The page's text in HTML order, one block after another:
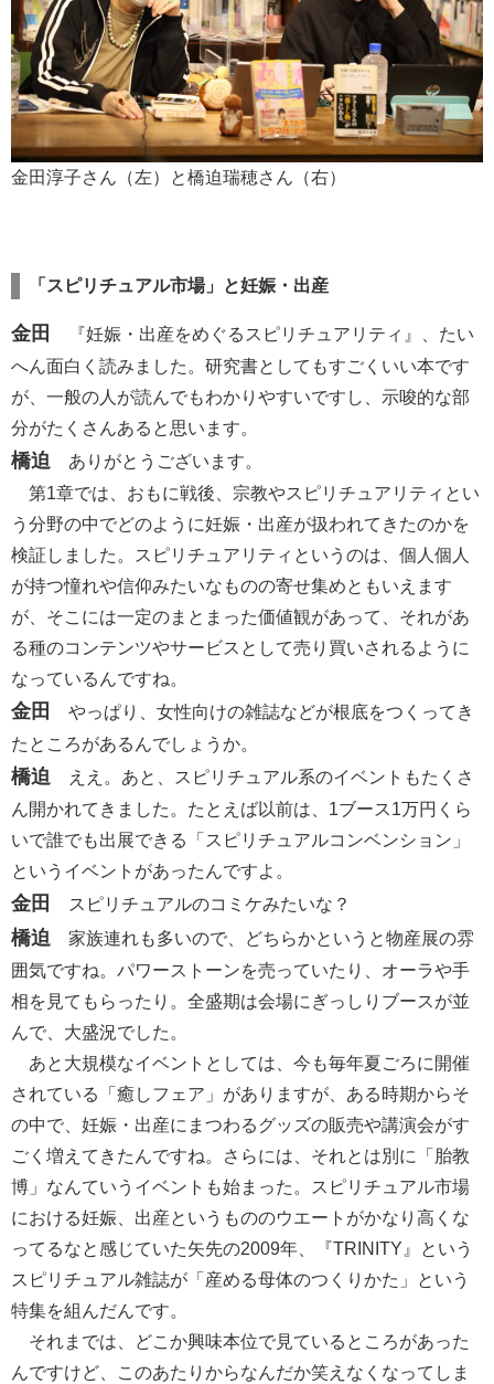
金田淳子さん（左）と橋迫瑞穂さん（右）
「スピリチュアル市場」と妊娠・出産
金田
『妊娠・出産をめぐるスピリチュアリティ』、たい
へん面白く読みました。研究書としてもすごくいい本です
が、一般の人が読んでもわかりやすいですし、示唆的な部
分がたくさんあると思います。
橋迫 ありがとうございます。
第1章では、おもに戦後、宗教やスピリチュアリティとい
う分野の中でどのように妊娠・出産が扱われてきたのかを
検証しました。スピリチュアリティというのは、個人個人
が持つ憧れや信仰みたいなものの寄せ集めともいえます
が、そこには一定のまとまった価値観があって、それがあ
る種のコンテンツやサービスとして売り買いされるように
なっているんですね。
金田
やっぱり、女性向けの雑誌などが根底をつくってき
たところがあるんでしょうか。
橋迫 ええ。あと、スピリチュアル系のイベントもたくさ
ん開かれてきました。たとえば以前は、1ブース1万円くら
いで誰でも出展できる「スピリチュアルコンベンション」
というイベントがあったんですよ。
金田 スピリチュアルのコミケみたいな？
橋迫 家族連れも多いので、どちらかというと物産展の雰
囲気ですね。パワーストーンを売っていたり、オーラや手
相を見てもらったり。全盛期は会場にぎっしりブースが並
んで、大盛況でした。
あと大規模なイベントとしては、今も毎年夏ごろに開催
されている「癒しフェア」がありますが、ある時期からそ
の中で、妊娠・出産にまつわるグッズの販売や講演会がす
ごく増えてきたんですね。さらには、それとは別に「胎教
博」なんていうイベントも始まった。スピリチュアル市場
における妊娠、出産というもののウエートがかなり高くな
ってるなと感じていた矢先の2009年、『TRINITY』という
スピリチュアル雑誌が「産める母体のつくりかた」という
特集を組んだんです。
それまでは、どこか興味本位で見ているところがあった
んですけど、このあたりからなんだか笑えなくなってしま